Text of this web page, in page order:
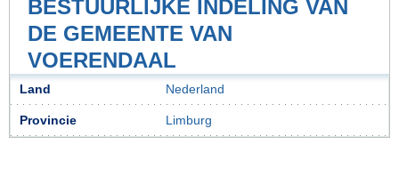
BESTUURLIJKE INDELING VAN
DE GEMEENTE VAN
VOERENDAAL
Land Nederland
Provincie Limburg